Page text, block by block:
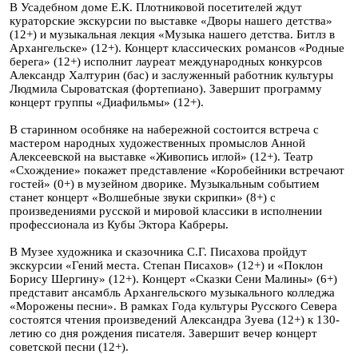
В Усадебном доме Е.К. Плотниковой посетителей ждут
кураторские экскурсии по выставке «Дворы нашего детства»
(12+) и музыкальная лекция «Музыка нашего детства. Битлз в
Архангельске» (12+). Концерт классических романсов «Родные
берега» (12+) исполнит лауреат международных конкурсов
Александр Халтурин (бас) и заслуженный работник культуры
Людмила Сыроватская (фортепиано). Завершит программу
концерт группы «Диафильмы» (12+).
В старинном особняке на набережной состоится встреча с
мастером народных художественных промыслов Анной
Алексеевской на выставке «Живопись иглой» (12+). Театр
«Схождение» покажет представление «Коробейники встречают
гостей» (0+) в музейном дворике. Музыкальным событием
станет концерт «Волшебные звуки скрипки» (8+) с
произведениями русской и мировой классики в исполнении
профессионала из Кубы Эктора Кабреры.
В Музее художника и сказочника С.Г. Писахова пройдут
экскурсии «Гений места. Степан Писахов» (12+) и «Поклон
Борису Шергину» (12+). Концерт «Сказки Сени Малины» (6+)
представит ансамбль Архангельского музыкального колледжа
«Морожены песни». В рамках Года культуры Русского Севера
состоятся чтения произведений Александра Зуева (12+) к 130-
летию со дня рождения писателя. Завершит вечер концерт
советской песни (12+).